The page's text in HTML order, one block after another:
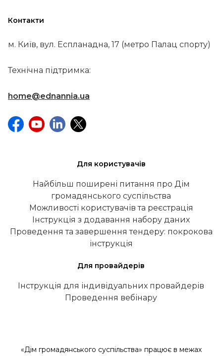
Контакти
м. Київ, вул. Еспланадна, 17 (метро Палац спорту)
Технічна підтримка:
home@ednannia.ua
Для користувачів
Найбільш поширені питання про Дім
громадянського суспільства
Можливості користувачів та реєстрація
Інструкція з додавання набору даних
Проведення та завершення тендеру: покрокова
інструкція
Для провайдерів
Інструкція для індивідуальних провайдерів
Проведення вебінару
«Дім громадянського суспільства» працює в межах